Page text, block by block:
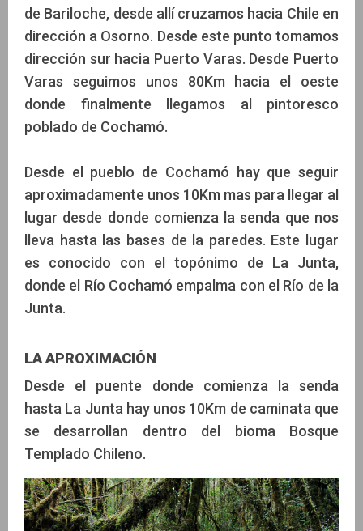
de Bariloche, desde allí cruzamos hacia Chile en
dirección a Osorno. Desde este punto tomamos
dirección sur hacia Puerto Varas. Desde Puerto
Varas seguimos unos 80Km hacia el oeste
donde finalmente llegamos al pintoresco
poblado de Cochamó.
Desde el pueblo de Cochamó hay que seguir
aproximadamente unos 10Km mas para llegar al
lugar desde donde comienza la senda que nos
lleva hasta las bases de la paredes. Este lugar
es conocido con el topónimo de La Junta,
donde el Río Cochamó empalma con el Río de la
Junta.
LA APROXIMACIÓN
Desde el puente donde comienza la senda
hasta La Junta hay unos 10Km de caminata que
se desarrollan dentro del bioma Bosque
Templado Chileno.